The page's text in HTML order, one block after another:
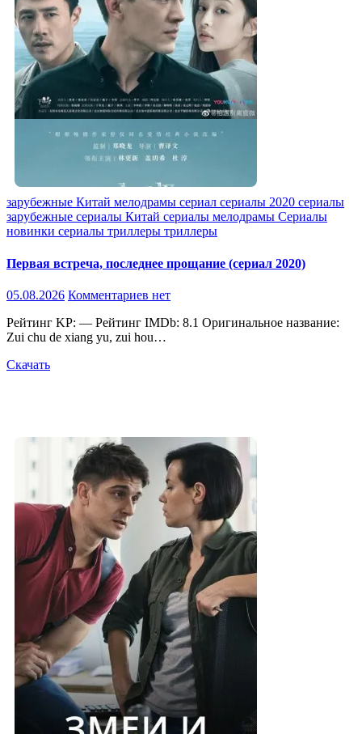
зарубежные Китай мелодрамы сериал сериалы 2020 сериалы
зарубежные сериалы Китай сериалы мелодрамы Сериалы
новинки сериалы триллеры триллеры
Первая встреча, последнее прощание (сериал 2020)
05.08.2026 Комментариев нет
Рейтинг KP: — Рейтинг IMDb: 8.1 Оригинальное название:
Zui chu de xiang yu, zui hou…
Скачать